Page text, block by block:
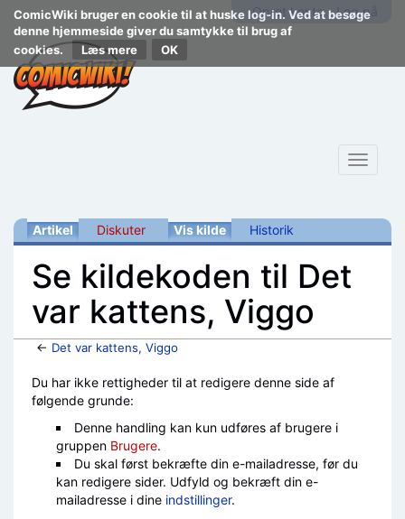
ComicWiki bruger en cookie til at huske log-in. Ved at besøge
denne hjemmeside giver du samtykke til brug af
cookies.
Læs mere
Opret konto Log på
Toggle
Artikel Diskuter Vis kilde Historik
Se kildekoden til Det
var kattens, Viggo
← Det var kattens, Viggo
Du har ikke rettigheder til at redigere denne side af
følgende grunde:
Denne handling kan kun udføres af brugere i
gruppen Brugere.
Du skal først bekræfte din e-mailadresse, før du
kan redigere sider. Udfyld og bekræft din e-
mailadresse i dine indstillinger.